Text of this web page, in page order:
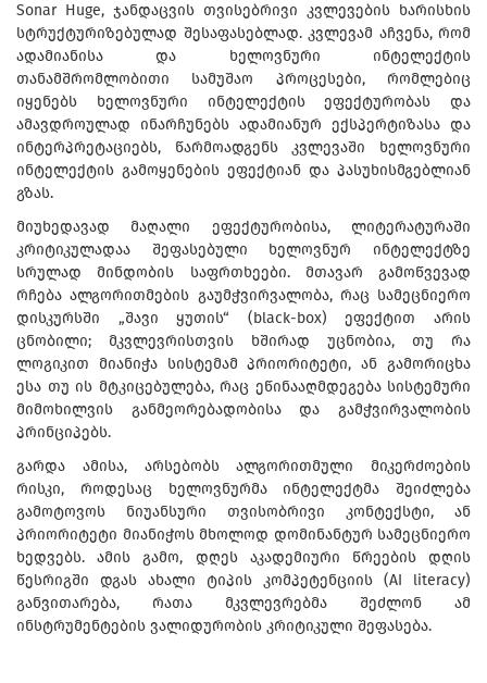
Sonar Huge, ჯანდაცვის თვისებრივი კვლევების ხარისხის
სტრუქტურიზებულად შესაფასებლად. კვლევამ აჩვენა, რომ
ადამიანისა და ხელოვნური ინტელექტის
თანამშრომლობითი სამუშაო პროცესები, რომლებიც
იყენებს ხელოვნური ინტელექტის ეფექტურობას და
ამავდროულად ინარჩუნებს ადამიანურ ექსპერტიზასა და
ინტერპრეტაციებს, წარმოადგენს კვლევაში ხელოვნური
ინტელექტის გამოყენების ეფექტიან და პასუხისმგებლიან
გზას.
მიუხედავად მაღალი ეფექტურობისა, ლიტერატურაში
კრიტიკულადაა შეფასებული ხელოვნურ ინტელექტზე
სრულად მინდობის საფრთხეები. მთავარ გამოწვევად
რჩება ალგორითმების გაუმჭვირვალობა, რაც სამეცნიერო
დისკურსში „შავი ყუთის“ (black-box) ეფექტით არის
ცნობილი; მკვლევრისთვის ხშირად უცნობია, თუ რა
ლოგიკით მიანიჭა სისტემამ პრიორიტეტი, ან გამორიცხა
ესა თუ ის მტკიცებულება, რაც ეწინააღმდეგება სისტემური
მიმოხილვის განმეორებადობისა და გამჭვირვალობის
პრინციპებს.
გარდა ამისა, არსებობს ალგორითმული მიკერძოების
რისკი, როდესაც ხელოვნურმა ინტელექტმა შეიძლება
გამოტოვოს ნიუანსური თვისობრივი კონტექსტი, ან
პრიორიტეტი მიანიჭოს მხოლოდ დომინანტურ სამეცნიერო
ხედვებს. ამის გამო, დღეს აკადემიური წრეების დღის
წესრიგში დგას ახალი ტიპის კომპეტენციის (AI literacy)
განვითარება, რათა მკვლევრებმა შეძლონ ამ
ინსტრუმენტების ვალიდურობის კრიტიკული შეფასება.